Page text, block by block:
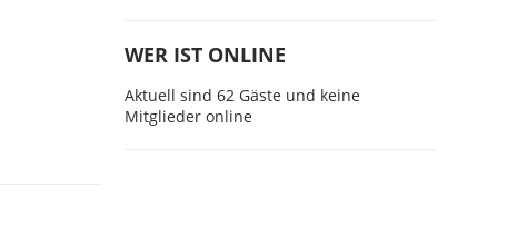
WER IST ONLINE
Aktuell sind 62 Gäste und keine
Mitglieder online